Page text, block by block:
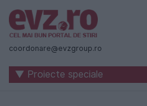
Știri
naționale
internaționale
coordonare@evzgroup.ro
▼ Proiecte speciale